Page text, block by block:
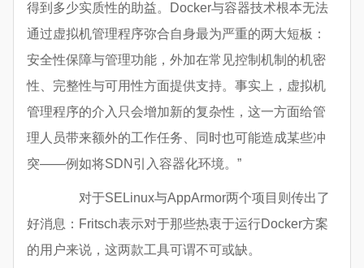
得到多少实质性的助益。Docker与容器技术根本无法
通过虚拟机管理程序弥合自身最为严重的两大短板：
安全性保障与管理功能，外加在常见控制机制的机密
性、完整性与可用性方面提供支持。事实上，虚拟机
管理程序的介入只会增加新的复杂性，这一方面给管
理人员带来额外的工作任务、同时也可能造成某些冲
突——例如将SDN引入容器化环境。”
对于SELinux与AppArmor两个项目则传出了
好消息：Fritsch表示对于那些热衷于运行Docker方案
的用户来说，这两款工具可谓不可或缺。